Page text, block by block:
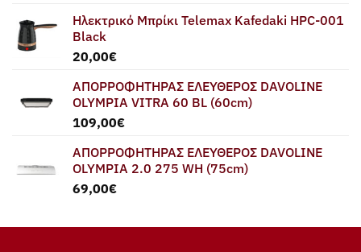
Ηλεκτρικό Μπρίκι Telemax Kafedaki HPC-001
Black
20,00€
ΑΠΟΡΡΟΦΗΤΗΡΑΣ ΕΛΕΥΘΕΡΟΣ DAVOLINE
OLYMPIA VITRA 60 BL (60cm)
109,00€
ΑΠΟΡΡΟΦΗΤΗΡΑΣ ΕΛΕΥΘΕΡΟΣ DAVOLINE
OLYMPIA 2.0 275 WH (75cm)
69,00€